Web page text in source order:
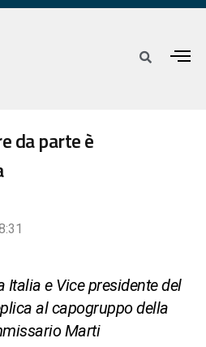
da parte è
Italia e Vice presidente del
al capogruppo della
Marti